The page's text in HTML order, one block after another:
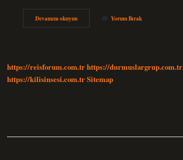
Devamını okuyunTurk
Medya
Yorum Bırak
https://reisforum.com.trhttps://durmuslargrup.com.tr
https://kilisinsesi.com.trSitemap